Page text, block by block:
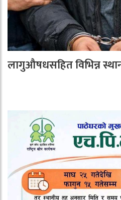
लागुऔषधसहित विभिन्न